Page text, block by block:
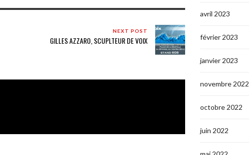
NEXT POST
GILLES AZZARO, SCUPLTEUR DE VOIX
avril 2023
février 2023
janvier 2023
novembre 2022
octobre 2022
juin 2022